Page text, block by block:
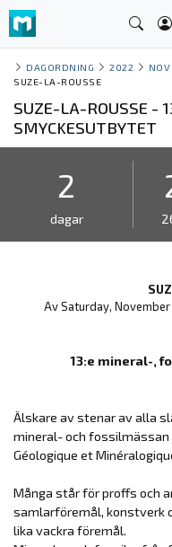
DAGORDNING 2022
SUZE-LA-ROUSSE
SUZE-LA-ROUSSE -
SMYCKESUTBYTET
2
dagar
Av Saturday,
13:e mineral-,
Älskare av stenar av alla
mineral- och fossilmässan
Géologique et
Många står för proffs och
samlarföremål, konstverk
lika vackra föremål.